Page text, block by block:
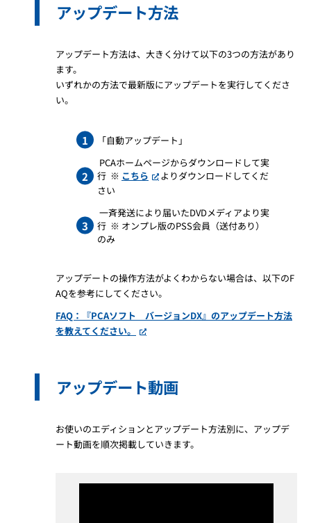
アップデート方法
アップデート方法は、大きく分けて以下の3つの方法があり
ます。
いずれかの方法で最新版にアップデートを実行してくださ
い。
「自動アップデート」
PCAホームページからダウンロードして実
行 ※ こちら
よりダウンロードしてくだ
さい
一斉発送により届いたDVDメディアより実
行 ※ オンプレ版のPSS会員（送付あり）
のみ
アップデートの操作方法がよくわからない場合は、以下のF
AQを参考にしてください。
FAQ：『PCAソフト バージョンDX』のアップデート方法
を教えてください。
アップデート動画
お使いのエディションとアップデート方法別に、アップデ
ート動画を順次掲載していきます。